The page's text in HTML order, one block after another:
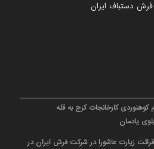
دستباف ایران
کارخانجات کرج به قله
یادمان
زیارت عاشورا در شرکت فرش ایران در